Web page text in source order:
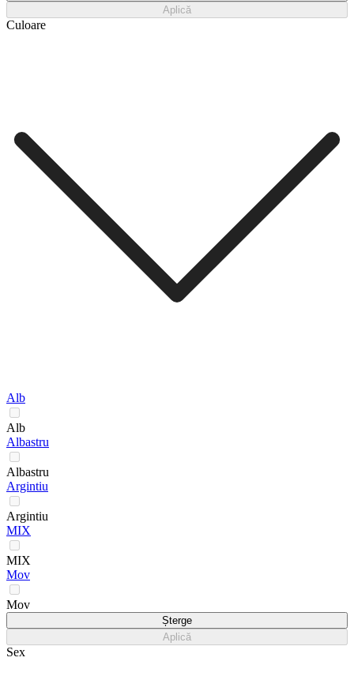
Aplică
Culoare
Alb
Alb
Albastru
Albastru
Argintiu
Argintiu
MIX
MIX
Mov
Mov
Șterge
Aplică
Sex